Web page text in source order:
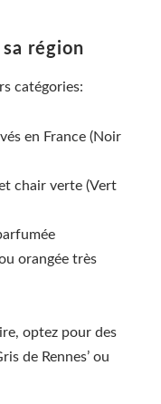
région
catégories:
en France (Noir
chair verte (Vert
orangée très
optez pour des
de Rennes’ ou